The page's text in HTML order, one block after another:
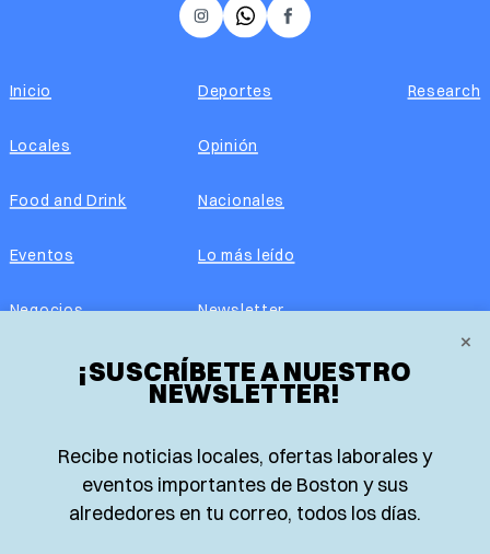
×
¡SUSCRÍBETE A NUESTRO
NEWSLETTER!
Recibe noticias locales, ofertas laborales y
eventos importantes de Boston y sus
alrededores en tu correo, todos los días.
𝕏 Facebook
Instagram
Inicio
Locales
Food and Drink
Eventos
Negocios
Real Estate
Guía de Recursos
Deportes
Opinión
Nacionales
Lo más leído
Newsletter
Edición impresa
Advertise with us
Research